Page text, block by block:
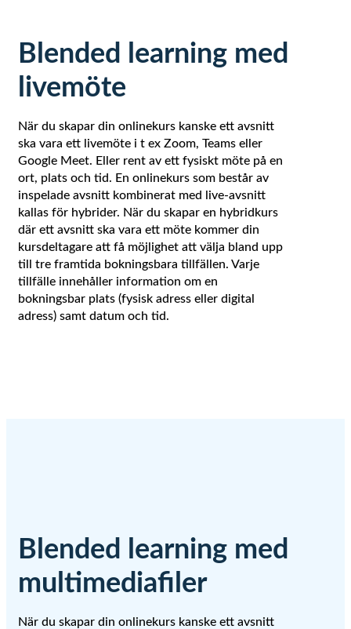
Blended learning med
livemöte
När du skapar din onlinekurs kanske ett avsnitt
ska vara ett livemöte i t ex Zoom, Teams eller
Google Meet. Eller rent av ett fysiskt möte på en
ort, plats och tid. En onlinekurs som består av
inspelade avsnitt kombinerat med live-avsnitt
kallas för hybrider. När du skapar en hybridkurs
där ett avsnitt ska vara ett möte kommer din
kursdeltagare att få möjlighet att välja bland upp
till tre framtida bokningsbara tillfällen. Varje
tillfälle innehåller information om en
bokningsbar plats (fysisk adress eller digital
adress) samt datum och tid.
Blended learning med
multimediafiler
När du skapar din onlinekurs kanske ett avsnitt